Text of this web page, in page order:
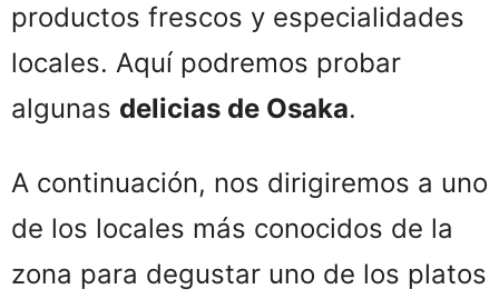
productos frescos y especialidades
locales. Aquí podremos probar
algunas delicias de Osaka.
A continuación, nos dirigiremos a uno
de los locales más conocidos de la
zona para degustar uno de los platos